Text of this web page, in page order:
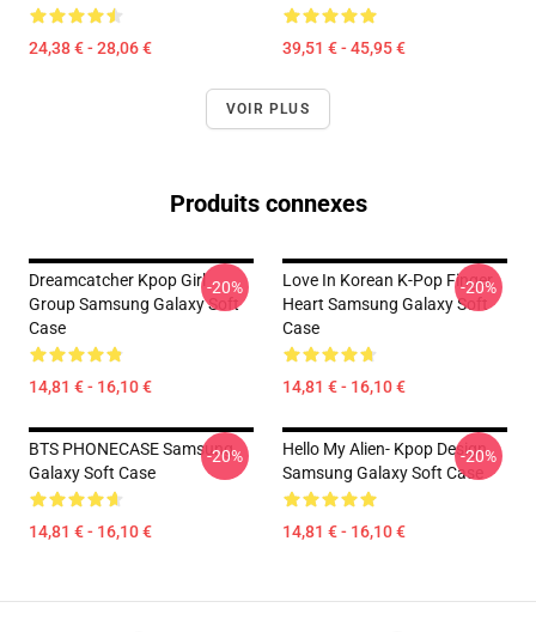
24,38 € - 28,06 € 39,51 € - 45,95 €
VOIR PLUS
Produits connexes
Dreamcatcher Kpop Girl
Group Samsung Galaxy Soft
Case
14,81 € - 16,10 €
-20%
Love In Korean K-Pop Finger
Heart Samsung Galaxy Soft
Case
14,81 € - 16,10 €
-20%
BTS PHONECASE Samsung
Galaxy Soft Case
14,81 € - 16,10 €
-20%
Hello My Alien- Kpop Design
Samsung Galaxy Soft Case
14,81 € - 16,10 €
-20%